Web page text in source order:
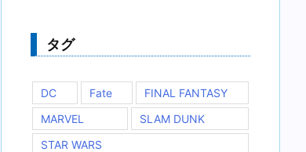
ー
タグ
DC Fate
FINAL FANTASY
MARVEL
SLAM DUNK
STAR WARS